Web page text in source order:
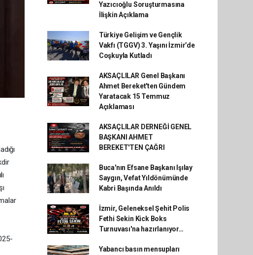
Yazıcıoğlu Soruşturmasına
İlişkin Açıklama
Türkiye Gelişim ve Gençlik
Vakfı (TGGV) 3. Yaşını İzmir’de
Coşkuyla Kutladı
AKSAÇLILAR Genel Başkanı
Ahmet Bereket'ten Gündem
Yaratacak 15 Temmuz
Açıklaması
AKSAÇLILAR DERNEĞİ GENEL
BAŞKANI AHMET
BEREKET'TEN ÇAĞRI
Buca'nın Efsane Başkanı Işılay
Saygın, Vefat Yıldönümünde
Kabri Başında Anıldı
İzmir, Geleneksel Şehit Polis
Fethi Sekin Kick Boks
Turnuvası'na hazırlanıyor…
Yabancı basın mensupları